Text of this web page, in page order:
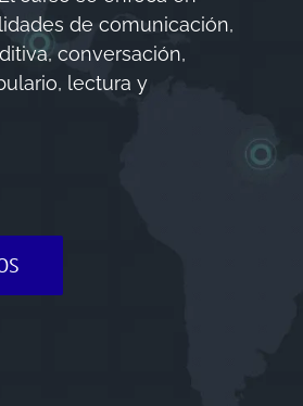
de comunicación,
conversación,
lectura y